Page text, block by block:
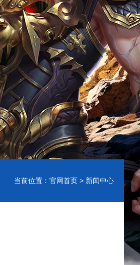
当前位置： 官网首页 > 新闻中心